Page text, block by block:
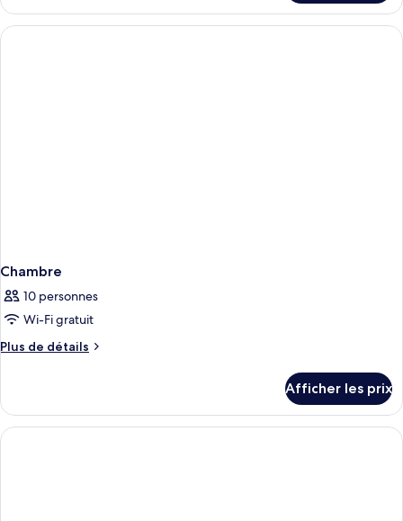
lits
Chambre
économique,
Plusieurs
Chambre
10 personnes
Wi-Fi gratuit
Plus de détails
Plus
Chambre
Afficher les prix